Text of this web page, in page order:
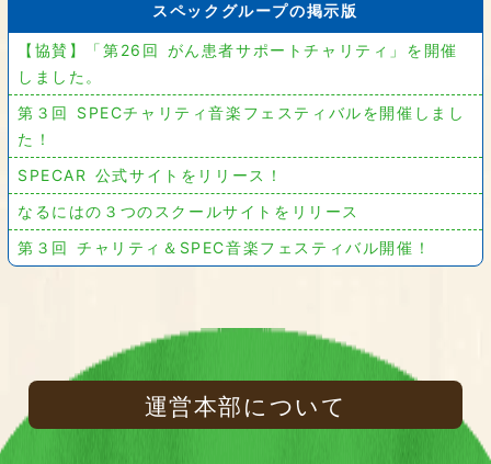
スペックグループの掲示版
【協賛】「第26回 がん患者サポートチャリティ」を開催
しました。
第３回 SPECチャリティ音楽フェスティバルを開催しまし
た！
SPECAR 公式サイトをリリース！
なるにはの３つのスクールサイトをリリース
第３回 チャリティ＆SPEC音楽フェスティバル開催！
運営本部について